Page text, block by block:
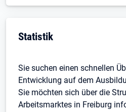
Statistik
Sie suchen einen schnellen
Entwicklung auf dem
Sie möchten sich über die
Arbeitsmarktes in Freiburg